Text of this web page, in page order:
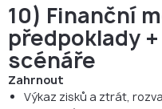
10) Finanční
předpoklady
scénáře
Zahrnout
Výkaz zisků a ztrát,